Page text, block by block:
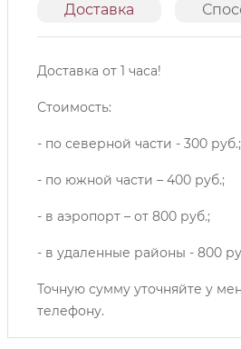
Доставка
Доставка от 1 часа!
Стоимость:
- по северной части - 300 руб.;
- по южной части – 400 руб.;
- в аэропорт – от 800 руб.;
- в удаленные районы - 800
Точную сумму уточняйте у
телефону.